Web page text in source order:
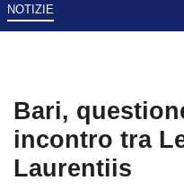
NOTIZIE
Bari,
incontro tra
Laurentiis